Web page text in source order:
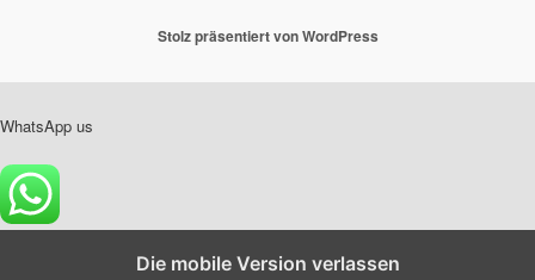
Stolz präsentiert von WordPress
WhatsApp us
Die mobile Version verlassen